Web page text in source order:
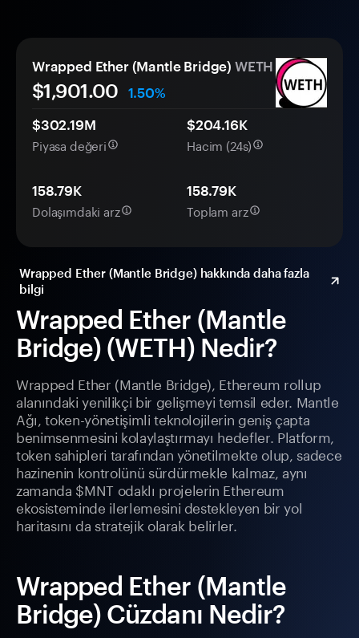
Wrapped Ether (Mantle
Bridge) (WETH) Nedir?
Wrapped Ether (Mantle Bridge), Ethereum rollup
alanındaki yenilikçi bir gelişmeyi temsil eder. Mantle
Ağı, token-yönetişimli teknolojilerin geniş çapta
benimsenmesini kolaylaştırmayı hedefler. Platform,
token sahipleri tarafından yönetilmekte olup, sadece
hazinenin kontrolünü sürdürmekle kalmaz, aynı
zamanda $MNT odaklı projelerin Ethereum
ekosisteminde ilerlemesini destekleyen bir yol
haritasını da stratejik olarak belirler.
Wrapped Ether (Mantle
Bridge) Cüzdanı Nedir?
Wrapped Ether (Mantle Bridge) WETH
$1,901.00
1.50%
$302.19M
Piyasa değeri
$204.16K
Hacim (24s)
158.79K
Dolaşımdaki arz
158.79K
Toplam arz
Wrapped Ether (Mantle Bridge) hakkında daha fazla
bilgi